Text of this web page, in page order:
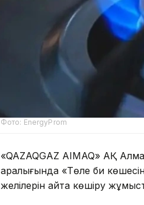
Фото: EnergyProm
«QAZAQGAZ AIMAQ» АҚ
аралығында «Төле би
желілерін қайта көшіру